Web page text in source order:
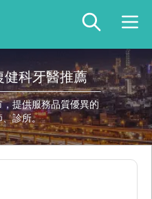
健科牙醫推薦
提供服務品質優異的
、診所。